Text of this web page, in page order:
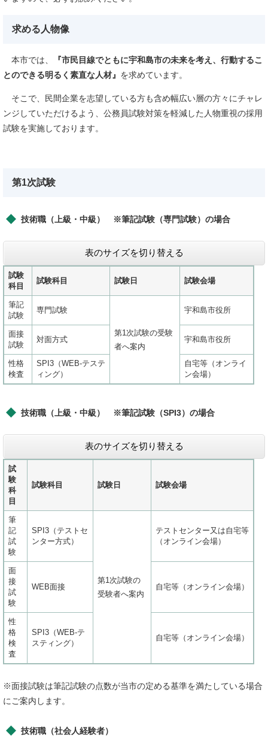
求める人物像
本市では、
『市民目線でともに宇和島市の未来を考え、行動するこ
とのできる明るく素直な人材』 を求めています。
そこで、民間企業を志望している方も含め幅広い層の方々にチャレ
ンジしていただけるよう、公務員試験対策を軽減した人物重視の採用
試験を実施しております。
第1次試験
技術職（上級・中級） ※筆記試験（専門試験）の場合
表のサイズを切り替える
試験
科目
試験科目 試験日 試験会場
筆記
試験
専門試験
第1次試験の受験
者へ案内
宇和島市役所
面接
試験
対面方式 宇和島市役所
性格
検査
SPI3（WEB-テステ
ィング）
自宅等（オンライ
ン会場）
技術職（上級・中級） ※筆記試験（SPI3）の場合
表のサイズを切り替える
試
験
科
目
試験科目 試験日 試験会場
筆
記
試
験
SPI3（テストセ
ンター方式）
第1次試験の
受験者へ案内
テストセンター又は自宅等
（オンライン会場）
面
接
試
験
WEB面接 自宅等（オンライン会場）
性
格
検
査
SPI3（WEB-テ
スティング）
自宅等（オンライン会場）
​※面接試験は筆記試験の点数が当市の定める基準を満たしている場合
にご案内します。
技術職（社会人経験者）